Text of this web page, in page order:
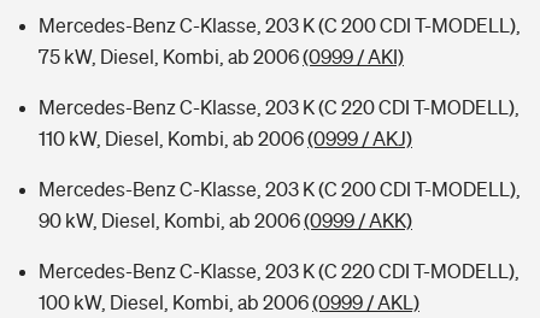
Mercedes-Benz C-Klasse, 203 K (C 200 CDI T-MODELL),
75 kW, Diesel, Kombi, ab 2006(0999 / AKI)
Mercedes-Benz C-Klasse, 203 K (C 220 CDI T-MODELL),
110 kW, Diesel, Kombi, ab 2006(0999 / AKJ)
Mercedes-Benz C-Klasse, 203 K (C 200 CDI T-MODELL),
90 kW, Diesel, Kombi, ab 2006(0999 / AKK)
Mercedes-Benz C-Klasse, 203 K (C 220 CDI T-MODELL),
100 kW, Diesel, Kombi, ab 2006(0999 / AKL)